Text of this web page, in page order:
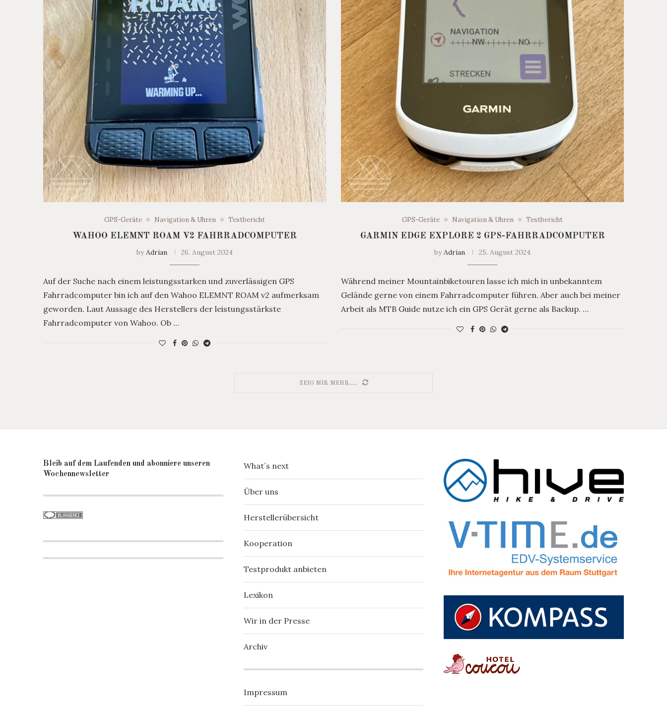
GPS-Geräte Navigation & Uhren Testbericht
WAHOO ELEMNT ROAM V2 FAHRRADCOMPUTER
byAdrian 26. August 2024
Auf der Suche nach einem leistungsstarken und zuverlässigen GPS
Fahrradcomputer bin ich auf den Wahoo ELEMNT ROAM v2 aufmerksam
geworden. Laut Aussage des Herstellers der leistungsstärkste
Fahrradcomputer von Wahoo. Ob …
GPS-Geräte Navigation & Uhren Testbericht
GARMIN EDGE EXPLORE 2 GPS-FAHRRADCOMPUTER
byAdrian 25. August 2024
Während meiner Mountainbiketouren lasse ich mich in unbekanntem
Gelände gerne von einem Fahrradcomputer führen. Aber auch bei meiner
Arbeit als MTB Guide nutze ich ein GPS Gerät gerne als Backup. …
ZEIG MIR MEHR.....
Bleib auf dem Laufenden und abonniere unseren
Wochennewsletter
What´s next
Über uns
Herstellerübersicht
Kooperation
Testprodukt anbieten
Lexikon
Wir in der Presse
Archiv
Impressum